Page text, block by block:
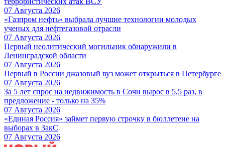
07 Августа 2026
«Газпром нефть» выбрала лучшие технологии молодых
ученых для нефтегазовой отрасли
07 Августа 2026
Первый неолитический могильник обнаружили в
Ленинградской области
07 Августа 2026
Первый в России джазовый вуз может открыться в Петербурге
07 Августа 2026
За 5 лет спрос на недвижимость в Сочи вырос в 5,5 раз, в
предложение - только на 35%
07 Августа 2026
«Единая Россия» займет первую строчку в бюллетене на
выборах в ЗакС
07 Августа 2026